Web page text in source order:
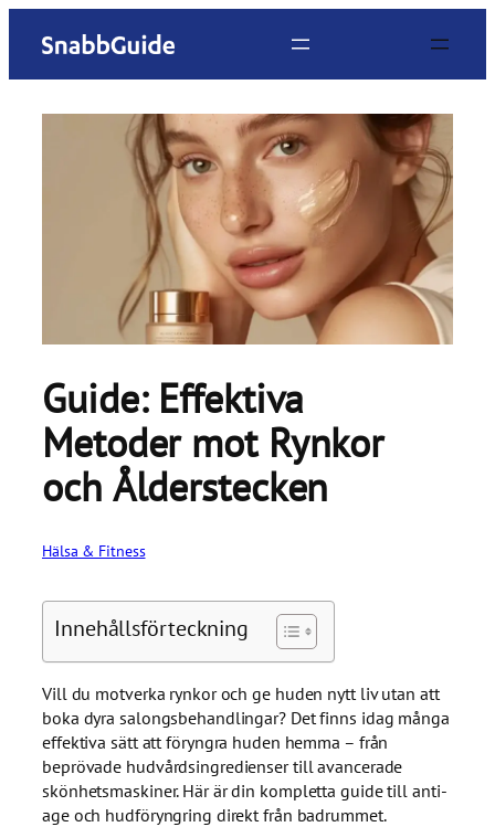
Guide: Effektiva
Metoder mot Rynkor
och Ålderstecken
Hälsa & Fitness
Innehållsförteckning
Vill du motverka rynkor och ge huden nytt liv utan att
boka dyra salongsbehandlingar? Det finns idag många
effektiva sätt att föryngra huden hemma – från
beprövade hudvårdsingredienser till avancerade
skönhetsmaskiner. Här är din kompletta guide till anti-
age och hudföryngring direkt från badrummet.